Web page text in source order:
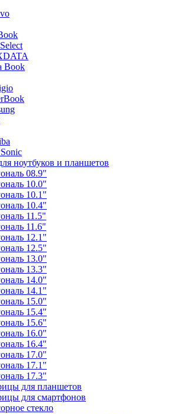
Book
ноутбуков и планшетов
08.9"
10.0"
10.1"
10.4"
11.5"
11.6"
12.1"
12.5"
13.0"
13.3"
14.0"
14.1"
15.0"
15.4"
15.6"
16.0"
16.4"
17.0"
17.1"
17.3"
для планшетов
для смартфонов
стекло